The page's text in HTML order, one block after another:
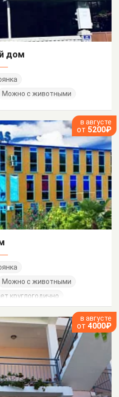
дом
Можно с животными
в августе
от 5200₽
Можно с животными
круглогодично
в августе
от 4000₽